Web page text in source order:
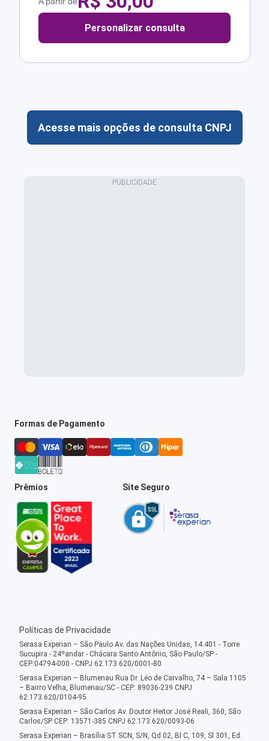
Personalizar consulta
Acesse mais opções de consulta CNPJ
Formas de Pagamento
Prêmios Site Seguro
Políticas de Privacidade
Serasa Experian – São Paulo Av. das Nações Unidas, 14.401 - Torre
Sucupira - 24ºandar - Chácara Santo Antônio, São Paulo/SP -
CEP:04794-000 - CNPJ 62.173.620/0001-80
Serasa Experian – Blumenau Rua Dr. Léo de Carvalho, 74 – Sala 1105
– Bairro Velha, Blumenau/SC - CEP: 89036-239 CNPJ
62.173.620/0104-95
Serasa Experian – São Carlos Av. Doutor Heitor José Reali, 360, São
Carlos/SP CEP: 13571-385 CNPJ 62.173.620/0093-06
Serasa Experian – Brasília ST SCN, S/N, Qd 02, Bl C, 109, Sl 301, Ed.